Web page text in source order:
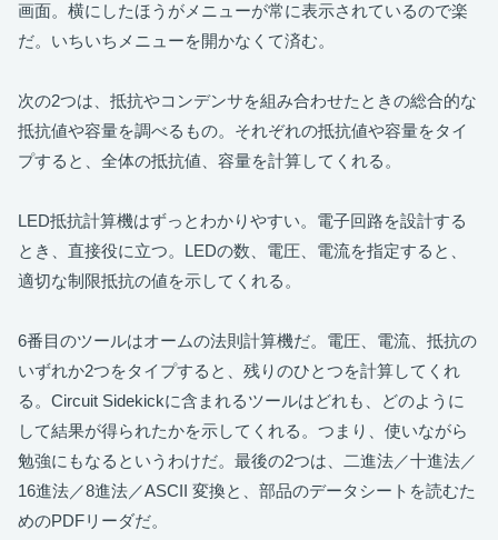
画面。横にしたほうがメニューが常に表示されているので楽
だ。いちいちメニューを開かなくて済む。
次の2つは、抵抗やコンデンサを組み合わせたときの総合的な
抵抗値や容量を調べるもの。それぞれの抵抗値や容量をタイ
プすると、全体の抵抗値、容量を計算してくれる。
LED抵抗計算機はずっとわかりやすい。電子回路を設計する
とき、直接役に立つ。LEDの数、電圧、電流を指定すると、
適切な制限抵抗の値を示してくれる。
6番目のツールはオームの法則計算機だ。電圧、電流、抵抗の
いずれか2つをタイプすると、残りのひとつを計算してくれ
る。Circuit Sidekickに含まれるツールはどれも、どのように
して結果が得られたかを示してくれる。つまり、使いながら
勉強にもなるというわけだ。最後の2つは、二進法／十進法／
16進法／8進法／ASCII 変換と、部品のデータシートを読むた
めのPDFリーダだ。